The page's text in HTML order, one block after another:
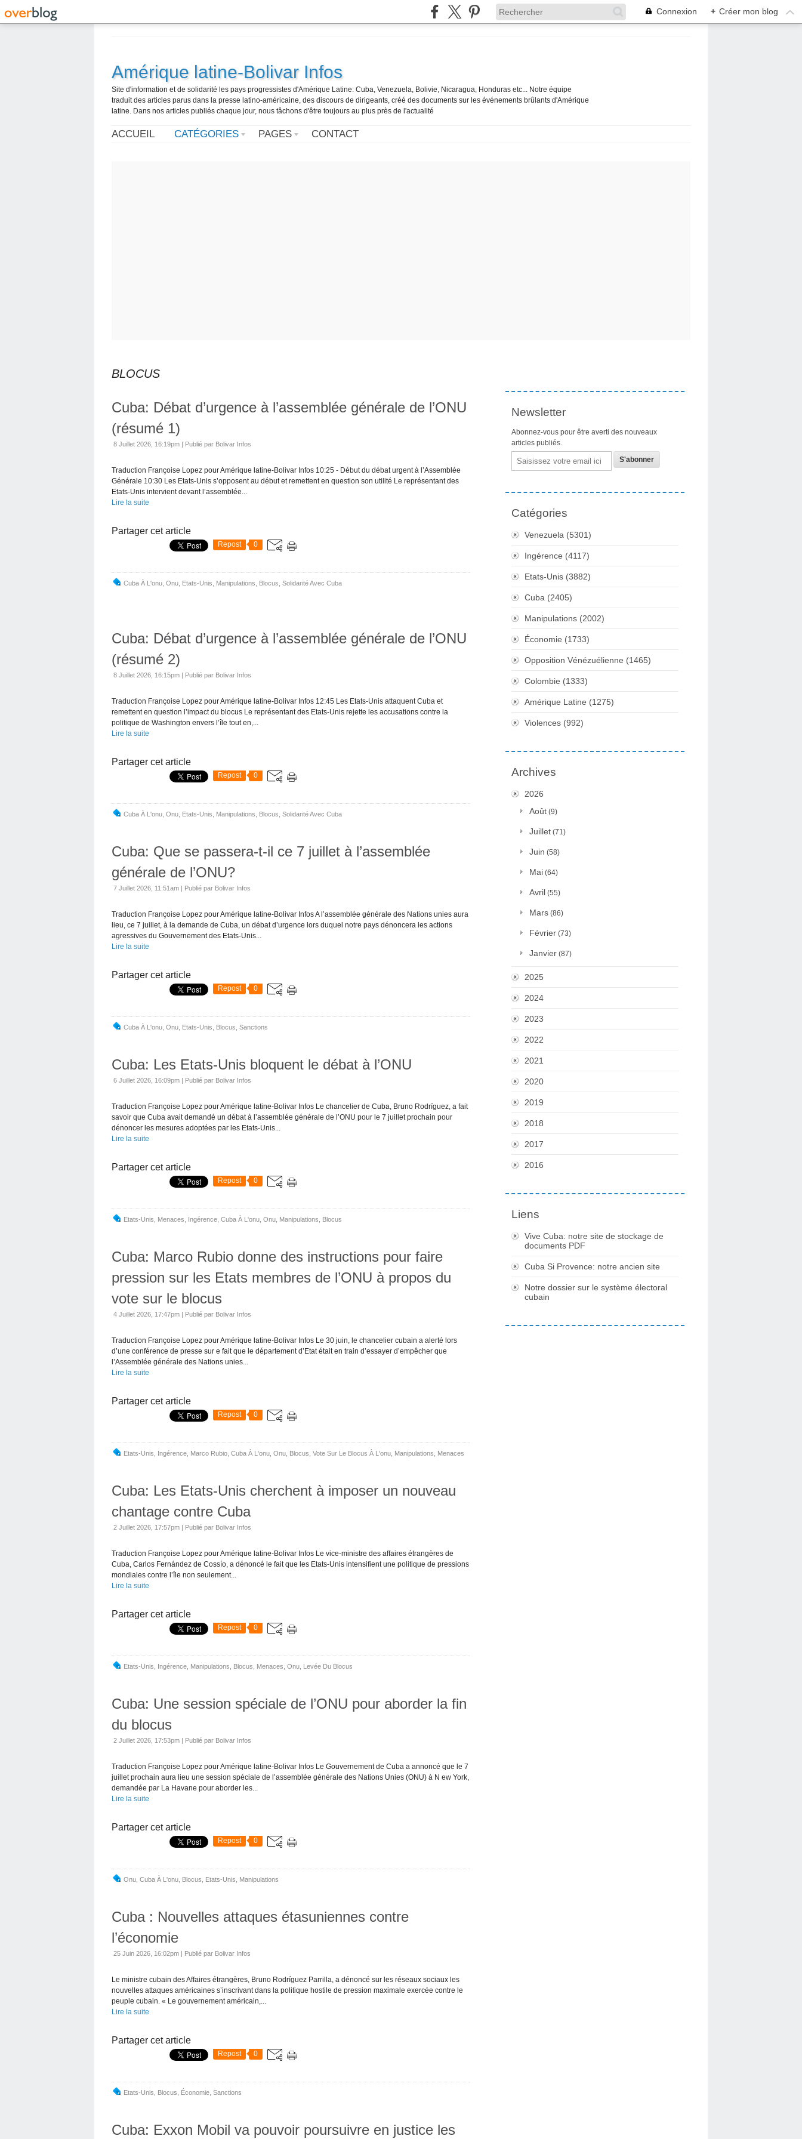
Connexion + Créer mon blog
Amérique latine-Bolivar Infos
Site d'information et de solidarité les pays progressistes d'Amérique Latine: Cuba, Venezuela, Bolivie, Nicaragua, Honduras etc... Notre équipe
traduit des articles parus dans la presse latino-américaine, des discours de dirigeants, créé des documents sur les événements brûlants d'Amérique
latine. Dans nos articles publiés chaque jour, nous tâchons d'être toujours au plus près de l'actualité
ACCUEIL CATÉGORIES PAGES CONTACT
BLOCUS
Cuba: Débat d’urgence à l’assemblée générale de l’ONU
(résumé 1)
8 Juillet 2026, 16:19pm | Publié par Bolivar Infos
Traduction Françoise Lopez pour Amérique latine-Bolivar Infos 10:25 - Début du débat urgent à l’Assemblée
Générale 10:30 Les Etats-Unis s’opposent au début et remettent en question son utilité Le représentant des
Etats-Unis intervient devant l’assemblée...
Lire la suite
Partager cet article
Repost 0
Cuba À L'onu Onu Etats-Unis Manipulations Blocus Solidarité Avec Cuba
Cuba: Débat d’urgence à l’assemblée générale de l’ONU
(résumé 2)
8 Juillet 2026, 16:15pm | Publié par Bolivar Infos
Traduction Françoise Lopez pour Amérique latine-Bolivar Infos 12:45 Les Etats-Unis attaquent Cuba et
remettent en question l’impact du blocus Le représentant des Etats-Unis rejette les accusations contre la
politique de Washington envers l’île tout en,...
Lire la suite
Partager cet article
Repost 0
Cuba À L'onu Onu Etats-Unis Manipulations Blocus Solidarité Avec Cuba
Cuba: Que se passera-t-il ce 7 juillet à l’assemblée
générale de l’ONU?
7 Juillet 2026, 11:51am | Publié par Bolivar Infos
Traduction Françoise Lopez pour Amérique latine-Bolivar Infos A l’assemblée générale des Nations unies aura
lieu, ce 7 juillet, à la demande de Cuba, un débat d’urgence lors duquel notre pays dénoncera les actions
agressives du Gouvernement des Etats-Unis...
Lire la suite
Partager cet article
Repost 0
Cuba À L'onu Onu Etats-Unis Blocus Sanctions
Cuba: Les Etats-Unis bloquent le débat à l’ONU
6 Juillet 2026, 16:09pm | Publié par Bolivar Infos
Traduction Françoise Lopez pour Amérique latine-Bolivar Infos Le chancelier de Cuba, Bruno Rodríguez, a fait
savoir que Cuba avait demandé un débat à l’assemblée générale de l’ONU pour le 7 juillet prochain pour
dénoncer les mesures adoptées par les Etats-Unis...
Lire la suite
Partager cet article
Repost 0
Etats-Unis Menaces Ingérence Cuba À L'onu Onu Manipulations Blocus
Cuba: Marco Rubio donne des instructions pour faire
pression sur les Etats membres de l’ONU à propos du
vote sur le blocus
4 Juillet 2026, 17:47pm | Publié par Bolivar Infos
Traduction Françoise Lopez pour Amérique latine-Bolivar Infos Le 30 juin, le chancelier cubain a alerté lors
d’une conférence de presse sur e fait que le département d’Etat était en train d’essayer d’empêcher que
l’Assemblée générale des Nations unies...
Lire la suite
Partager cet article
Repost 0
Etats-Unis Ingérence Marco Rubio Cuba À L'onu Onu Blocus Vote Sur Le Blocus À L'onu Manipulations Menaces
Cuba: Les Etats-Unis cherchent à imposer un nouveau
chantage contre Cuba
2 Juillet 2026, 17:57pm | Publié par Bolivar Infos
Traduction Françoise Lopez pour Amérique latine-Bolivar Infos Le vice-ministre des affaires étrangères de
Cuba, Carlos Fernández de Cossío, a dénoncé le fait que les Etats-Unis intensifient une politique de pressions
mondiales contre l’île non seulement...
Lire la suite
Partager cet article
Repost 0
Etats-Unis Ingérence Manipulations Blocus Menaces Onu Levée Du Blocus
Cuba: Une session spéciale de l’ONU pour aborder la fin
du blocus
2 Juillet 2026, 17:53pm | Publié par Bolivar Infos
Traduction Françoise Lopez pour Amérique latine-Bolivar Infos Le Gouvernement de Cuba a annoncé que le 7
juillet prochain aura lieu une session spéciale de l’assemblée générale des Nations Unies (ONU) à N ew York,
demandée par La Havane pour aborder les...
Lire la suite
Partager cet article
Repost 0
Onu Cuba À L'onu Blocus Etats-Unis Manipulations
Cuba : Nouvelles attaques étasuniennes contre
l’économie
25 Juin 2026, 16:02pm | Publié par Bolivar Infos
Le ministre cubain des Affaires étrangères, Bruno Rodríguez Parrilla, a dénoncé sur les réseaux sociaux les
nouvelles attaques américaines s’inscrivant dans la politique hostile de pression maximale exercée contre le
peuple cubain. « Le gouvernement américain,...
Lire la suite
Partager cet article
Repost 0
Etats-Unis Blocus Économie Sanctions
Cuba: Exxon Mobil va pouvoir poursuivre en justice les
Newsletter
Abonnez-vous pour être averti des nouveaux
articles publiés.
Email
Catégories
Venezuela (5301)
Ingérence (4117)
Etats-Unis (3882)
Cuba (2405)
Manipulations (2002)
Économie (1733)
Opposition Vénézuélienne (1465)
Colombie (1333)
Amérique Latine (1275)
Violences (992)
Archives
2026
Août (9)
Juillet (71)
Juin (58)
Mai (64)
Avril (55)
Mars (86)
Février (73)
Janvier (87)
2025
2024
2023
2022
2021
2020
2019
2018
2017
2016
Liens
Vive Cuba: notre site de stockage de
documents PDF
Cuba Si Provence: notre ancien site
Notre dossier sur le système électoral
cubain